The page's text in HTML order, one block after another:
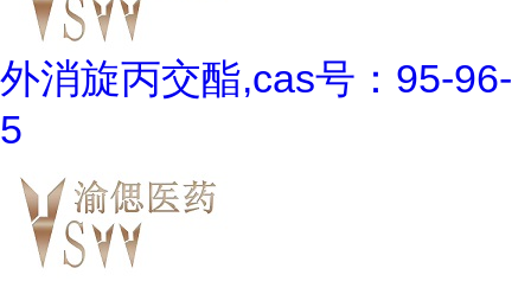
外消旋丙交酯,cas号：95-96-
5